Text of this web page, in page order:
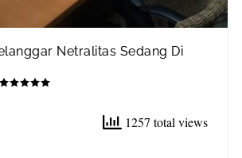
Netralitas Sedang Di
1257 total views